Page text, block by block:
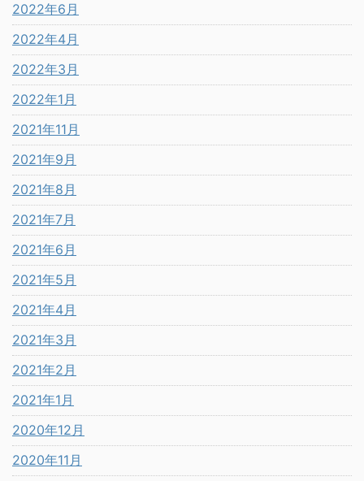
2022年6月
2022年4月
2022年3月
2022年1月
2021年11月
2021年9月
2021年8月
2021年7月
2021年6月
2021年5月
2021年4月
2021年3月
2021年2月
2021年1月
2020年12月
2020年11月